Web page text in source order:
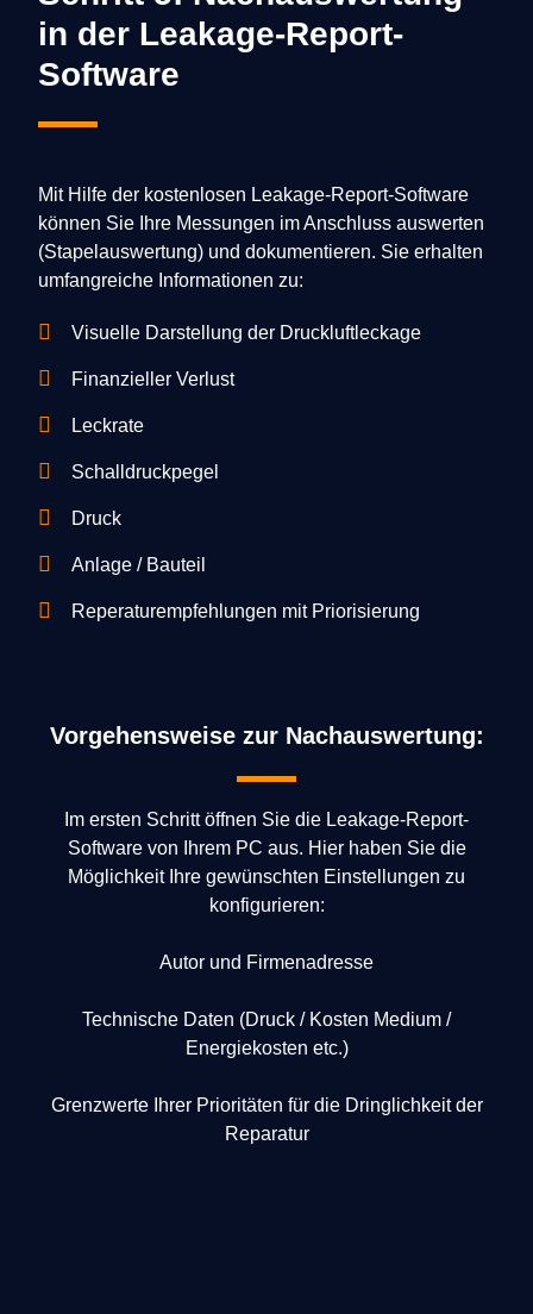
in der Leakage-Report-
Software
Mit Hilfe der kostenlosen Leakage-Report-Software
können Sie Ihre Messungen im Anschluss auswerten
(Stapelauswertung) und dokumentieren. Sie erhalten
umfangreiche Informationen zu:
Visuelle Darstellung der Druckluftleckage
Finanzieller Verlust
Leckrate
Schalldruckpegel
Druck
Anlage / Bauteil
Reperaturempfehlungen mit Priorisierung
Vorgehensweise zur Nachauswertung:
Im ersten Schritt öffnen Sie die Leakage-Report-
Software von Ihrem PC aus. Hier haben Sie die
Möglichkeit Ihre gewünschten Einstellungen zu
konfigurieren:
Autor und Firmenadresse
Technische Daten (Druck / Kosten Medium /
Energiekosten etc.)
Grenzwerte Ihrer Prioritäten für die Dringlichkeit der
Reparatur